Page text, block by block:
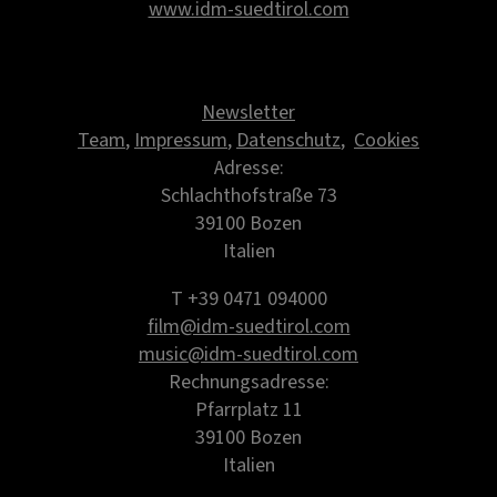
www.idm-suedtirol.com
Newsletter
Team,Impressum,Datenschutz, Cookies
Adresse:
Schlachthofstraße 73
39100 Bozen
Italien
T +39 0471 094000
film@idm-suedtirol.com
music@idm-suedtirol.com
Rechnungsadresse:
Pfarrplatz 11
39100 Bozen
Italien